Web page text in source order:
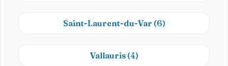
Saint-Laurent-du-Var (6)
Vallauris (4)